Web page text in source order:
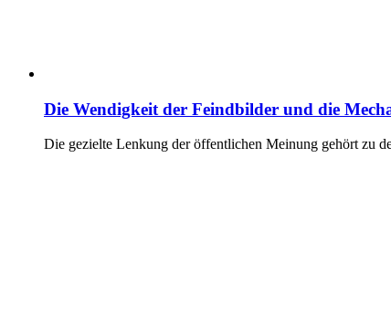
Die Wendigkeit der Feindbilder und die
Die gezielte Lenkung der öffentlichen Meinung gehört zu